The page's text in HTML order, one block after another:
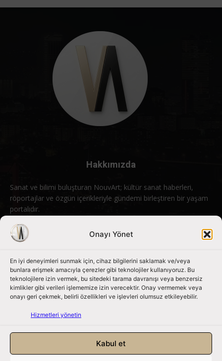
Onayı Yönet
En iyi deneyimleri sunmak için, cihaz bilgilerini saklamak ve/veya
bunlara erişmek amacıyla çerezler gibi teknolojiler kullanıyoruz. Bu
teknolojilere izin vermek, bu sitedeki tarama davranışı veya benzersiz
kimlikler gibi verileri işlememize izin verecektir. Onay vermemek veya
onayı geri çekmek, belirli özellikleri ve işlevleri olumsuz etkileyebilir.
Hizmetleri yönetin
Kabul et
Hakkımızda
Sanat ve bilimi buluşturan NouvArt; kültür sanat haberleri,
röportajlar ve özgün içerikleriyle gündemi birleştiren bir yaşam
portalıdır.
Bizimle iletişime geçin: info@nouvart.net
Bizi Takip Edin